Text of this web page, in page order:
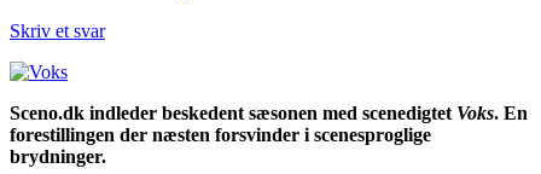
Skriv et svar
Sceno.dk indleder beskedent sæsonen med scenedigtet Voks. En
forestillingen der næsten forsvinder i scenesproglige
brydninger.